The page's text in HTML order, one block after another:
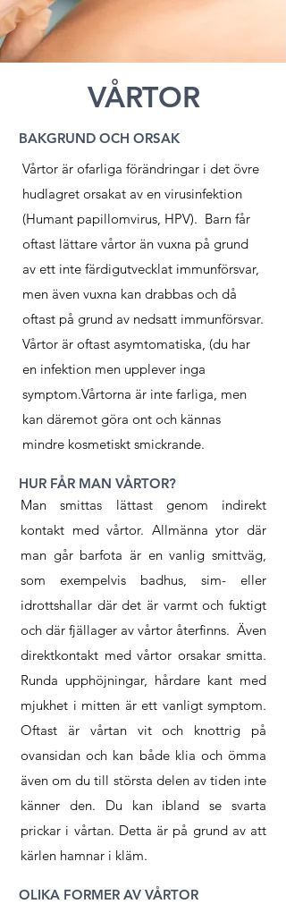
VÅRTOR
BAKGRUND OCH ORSAK
Vårtor är ofarliga förändringar i det övre
hudlagret orsakat av en virusinfektion
(Humant papillomvirus, HPV). Barn får
oftast lättare vårtor än vuxna på grund
av ett inte färdigutvecklat immunförsvar,
men även vuxna kan drabbas och då
oftast på grund av nedsatt immunförsvar.
Vårtor är oftast asymtomatiska, (du har
en infektion men upplever inga
symptom.Vårtorna är inte farliga, men
kan däremot göra ont och kännas
mindre kosmetiskt smickrande.
HUR FÅR MAN VÅRTOR?
Man smittas lättast genom indirekt
kontakt med vårtor. Allmänna ytor där
man går barfota är en vanlig smittväg,
som exempelvis badhus, sim- eller
idrottshallar där det är varmt och fuktigt
och där fjällager av vårtor återfinns. Även
direktkontakt med vårtor orsakar smitta.
Runda upphöjningar, hårdare kant med
mjukhet i mitten är ett vanligt symptom.
Oftast är vårtan vit och knottrig på
ovansidan och kan både klia och ömma
även om du till största delen av tiden inte
känner den. Du kan ibland se svarta
prickar i vårtan. Detta är på grund av att
kärlen hamnar i kläm.
OLIKA FORMER AV VÅRTOR